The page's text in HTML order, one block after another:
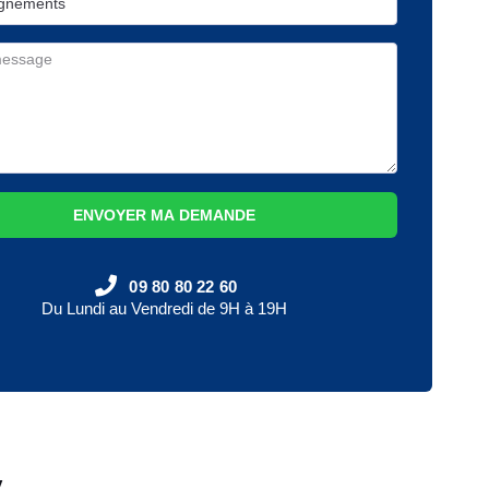
ENVOYER MA DEMANDE
09 80 80 22 60
Du Lundi au Vendredi de 9H à 19H